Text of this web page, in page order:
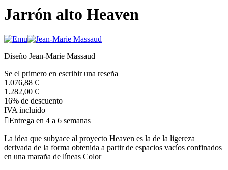
Jarrón alto Heaven
Diseño Jean-Marie Massaud
Se el primero en escribir una reseña
1.076,88 €
1.282,00 €
16% de descuento
IVA incluido
Entrega en 4 a 6 semanas
La idea que subyace al proyecto Heaven es la de la ligereza
derivada de la forma obtenida a partir de espacios vacíos confinados
en una maraña de líneas Color